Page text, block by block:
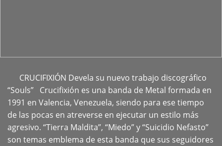
CRUCIFIXIÓN Devela su nuevo trabajo discográfico
“Souls” Crucifixión es una banda de Metal formada en
1991 en Valencia, Venezuela, siendo para ese tiempo
de las pocas en atreverse en ejecutar un estilo más
agresivo. “Tierra Maldita”, “Miedo” y “Suicidio Nefasto”
son temas emblema de esta banda que sus seguidores
+